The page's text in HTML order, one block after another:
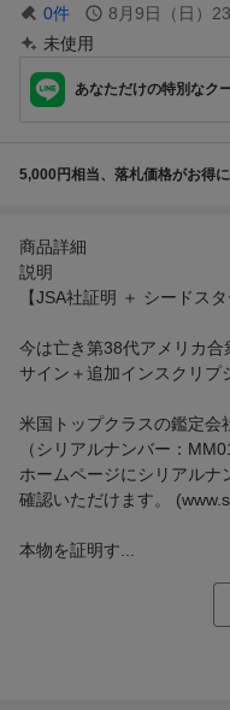
0件 8月9日（日）
未使用
あなただけの特別なク
5,000円相当、落札価格がお得に
商品詳細
説明
【JSA社証明 ＋ シードス
今は亡き第38代アメリカ
サイン＋追加インスクリプ
米国トップクラスの鑑定会
（シリアルナンバー：
ホームページにシリアルナ
確認いただけます。
本物を証明す...